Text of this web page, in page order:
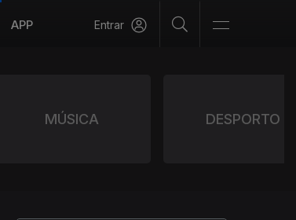
APP Entrar
MÚSICA DESPORTO